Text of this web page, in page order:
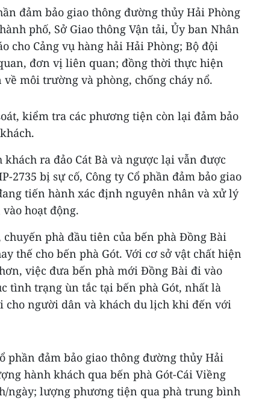
đảm bảo giao thông đường thủy Hải Phòng
phố, Sở Giao thông Vận tải, Ủy ban Nhân
cho Cảng vụ hàng hải Hải Phòng; Bộ đội
đơn vị liên quan; đồng thời thực hiện
môi trường và phòng, chống cháy nổ.
kiểm tra các phương tiện còn lại đảm bảo
ra đảo Cát Bà và ngược lại vẫn được
2735 bị sự cố, Công ty Cổ phần đảm bảo giao
tiến hành xác định nguyên nhân và xử lý
hoạt động.
phà đầu tiên của bến phà Đồng Bài
thế cho bến phà Gót. Với cơ sở vật chất hiện
việc đưa bến phà mới Đồng Bài đi vào
tình trạng ùn tắc tại bến phà Gót, nhất là
cho người dân và khách du lịch khi đến với
phần đảm bảo giao thông đường thủy Hải
hành khách qua bến phà Gót-Cái Viềng
ngày; lượng phương tiện qua phà trung bình